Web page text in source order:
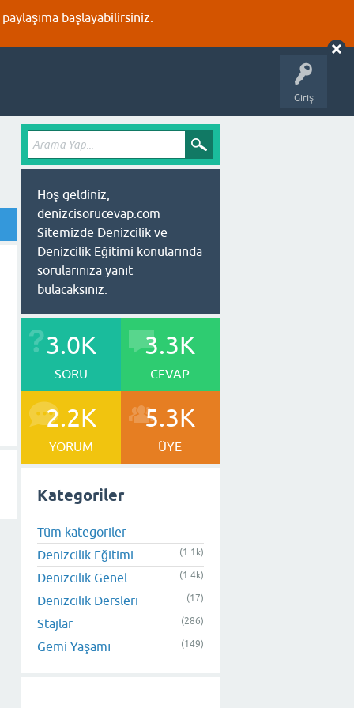
başlayabilirsiniz.
Giriş
Hoş geldiniz,
denizcisorucevap.com
Sitemizde Denizcilik ve
Denizcilik Eğitimi konularında
sorularınıza yanıt
bulacaksınız.
3.0K
SORU
3.3K
CEVAP
2.2K
YORUM
5.3K
ÜYE
Kategoriler
Tüm kategoriler
Denizcilik Eğitimi
(1.1k)
Denizcilik Genel (1.4k)
Denizcilik Dersleri (17)
Stajlar (286)
Gemi Yaşamı (149)